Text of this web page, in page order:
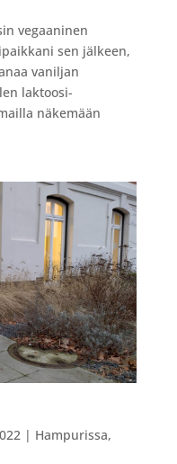
vegaaninen
sen jälkeen,
vaniljan
laktoosi-
näkemään
| Hampurissa,